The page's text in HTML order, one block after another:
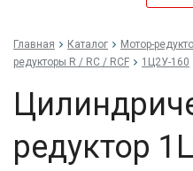
Главная Каталог Мотор-
редукторы R / RC / RCF
1Ц2У-160
редуктор